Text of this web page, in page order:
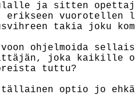
ja sitten
erikseen vuorotellen
takia joku
ohjelmoida
joka kaikille
tuttu?
optio jo ehkä